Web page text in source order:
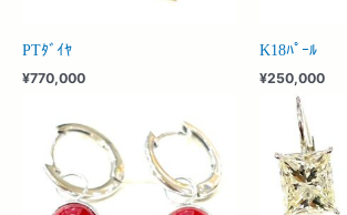
PTﾀﾞｲﾔ
¥770,000
K18ﾊﾟｰﾙ
¥250,000